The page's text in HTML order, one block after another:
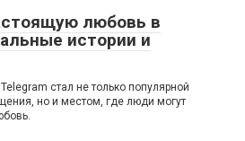
любовь в
истории и
стал не только популярной
но и местом, где люди могут